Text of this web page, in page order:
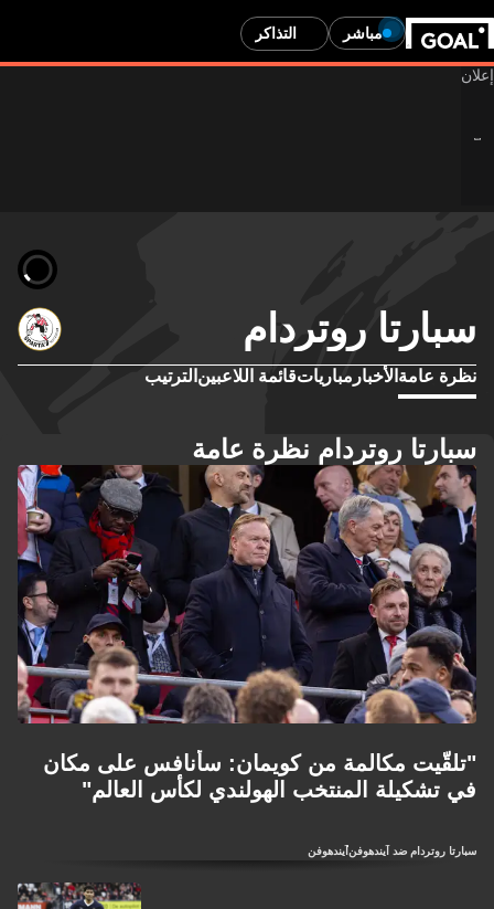
مباشر التذاكر
سبارتا روتردام
نظرة عامة الأخبار مبارياتقائمة اللاعبين الترتيب
سبارتا روتردام نظرة عامة
"تلقّيت مكالمة من كويمان: سأنافس على مكان
في تشكيلة المنتخب الهولندي لكأس العالم"
سبارتا روتردام ضد آيندهوفنآيندهوفن